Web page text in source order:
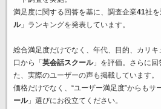
満足度に関する回答を基に、調査企業41社を
ル」ランキングを発表しています。
総合満足度だけでなく、年代、目的、カリキ
口から「 英会話スクール」を評価。さらに
た、実際のユーザーの声も掲載しています。
価格だけでなく、“ユーザー満足度”からもサ
ール」選びにお役立てください。